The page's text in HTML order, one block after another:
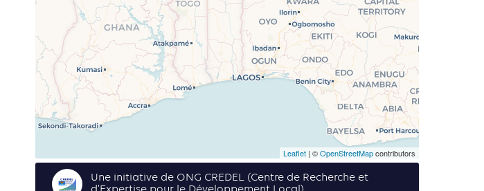
Leaflet | ©OpenStreetMapcontributors
Une initiative de ONG CREDEL (Centre de Recherche et